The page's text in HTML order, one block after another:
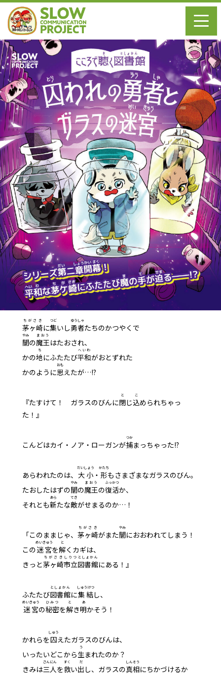
茅ヶ崎
ちがさき
に集
つど
いし勇者
ゆうしゃ
たちのかつやくで
闇
やみ
の魔王
まおう
はたおされ、
かの地
ち
にふたたび平和
へいわ
がおとずれた――
かのように思
おも
えたが…!?
『たすけて！ ガラスのびんに閉
と
じ込
こ
められちゃっ
た！』
こんどはカイ・ノア・ローガンが捕
つか
まっちゃった!?
あらわれたのは、 大小
だいしょう
・ 形
かたち
もさまざまなガラスのびん。
たおしたはずの闇
やみ
の魔王
まおう
の復活
ふっかつ
か、
それとも新
あら
たな敵
てき
がせまるのか…！
「このままじゃ、 茅ヶ崎
ちがさき
がまた闇
やみ
におおわれてしまう！
この迷宮
めいきゅう
を解
と
くカギは、
きっと茅ヶ崎
ちがさき
市立
しりつ
図書館
としょかん
にある！』
ふたたび図書館
としょかん
に集結
しゅうけつ
し、
迷宮
めいきゅう
の秘密
ひみつ
を解
と
き明
あ
かそう！
かれらを囚
しゅう
えたガラスのびんは、
いったいどこから生
う
まれたのか？
きみは三
さん
人
にん
を救
すく
い出
だ
し、ガラスの真相
しんそう
にちかづけるか――